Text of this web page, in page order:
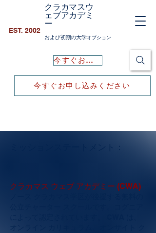
クラカマスウ
ェブアカデミ
ー
および初期の大学オプション
EST. 2002
今すぐお申し込みください
今すぐお申し込みください
ミッションステートメント：
クラカマス ウェブ アカデミー (CWA)